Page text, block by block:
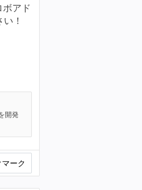
アド
！
開発
ーク